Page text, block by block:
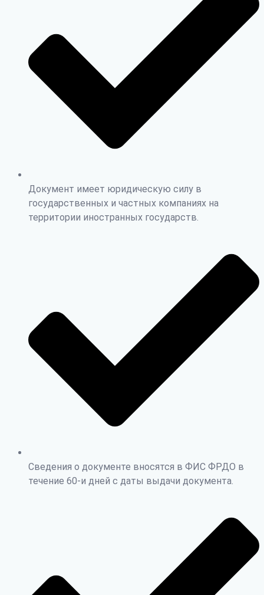
Документ имеет юридическую силу в
государственных и частных компаниях на
территории иностранных государств.
Сведения о документе вносятся в ФИС ФРДО в
течение 60-и дней с даты выдачи документа.